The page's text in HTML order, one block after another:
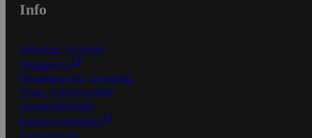
Info
S-Business yrityksille
Oiva-raportit
Osuuskauppojen yhteystiedot
Tilaus- ja toimitusehdot
Tietosuojakäytäntö
Palvelun käyttöehdot
Saavutettavuus